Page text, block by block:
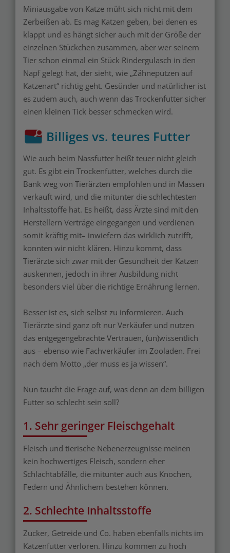
Miniausgabe von Katze müht sich nicht mit dem
Zerbeißen ab. Es mag Katzen geben, bei denen es
klappt und es hängt sicher auch mit der Größe der
einzelnen Stückchen zusammen, aber wer seinem
Tier schon einmal ein Stück Rindergulasch in den
Napf gelegt hat, der sieht, wie „Zähneputzen auf
Katzenart“ richtig geht. Gesünder und natürlicher ist
es zudem auch, auch wenn das Trockenfutter sicher
einen kleinen Tick besser schmecken wird.
Billiges vs. teures Futter
Wie auch beim Nassfutter heißt teuer nicht gleich
gut. Es gibt ein Trockenfutter, welches durch die
Bank weg von Tierärzten empfohlen und in Massen
verkauft wird, und die mitunter die schlechtesten
Inhaltsstoffe hat. Es heißt, dass Ärzte sind mit den
Herstellern Verträge eingegangen und verdienen
somit kräftig mit– inwiefern das wirklich zutrifft,
konnten wir nicht klären. Hinzu kommt, dass
Tierärzte sich zwar mit der Gesundheit der Katzen
auskennen, jedoch in ihrer Ausbildung nicht
besonders viel über die richtige Ernährung lernen.
Besser ist es, sich selbst zu informieren. Auch
Tierärzte sind ganz oft nur Verkäufer und nutzen
das entgegengebrachte Vertrauen, (un)wissentlich
aus – ebenso wie Fachverkäufer im Zooladen. Frei
nach dem Motto „der muss es ja wissen“.
Nun taucht die Frage auf, was denn an dem billigen
Futter so schlecht sein soll?
1. Sehr geringer Fleischgehalt
Fleisch und tierische Nebenerzeugnisse meinen
kein hochwertiges Fleisch, sondern eher
Schlachtabfälle, die mitunter auch aus Knochen,
Federn und Ähnlichem bestehen können.
2. Schlechte Inhaltsstoffe
Zucker, Getreide und Co. haben ebenfalls nichts im
Katzenfutter verloren. Hinzu kommen zu hoch